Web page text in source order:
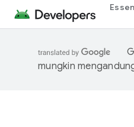
mungkin